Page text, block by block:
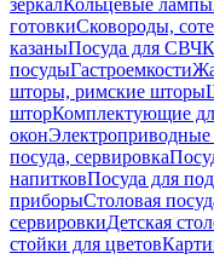
зеркалКольцевые лампы
готовкиСковороды,
казаныПосуда для СВЧ
посудыГастроемкости
шторы, римские шторы
шторКомплектующие
окон
посуда, сервировка
напитковПосуда для
приборыСтоловая
сервировкиДетская
стойки для цветов